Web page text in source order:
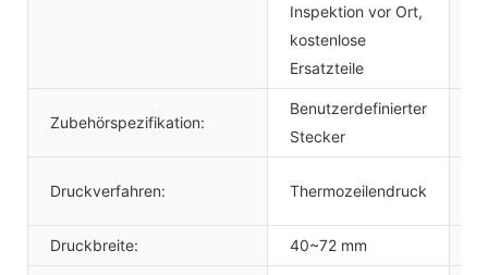
Inspektion vor Ort,
kostenlose
Ersatzteile
Zubehörspezifikation:
Benutzerdefinierter
Stecker
Druckverfahren: Thermozeilendruck
Druckbreite: 40~72 mm